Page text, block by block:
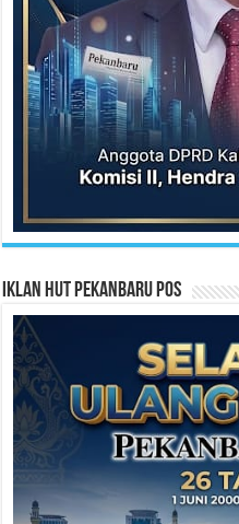
Iklan HUT Pekanbaru Pos